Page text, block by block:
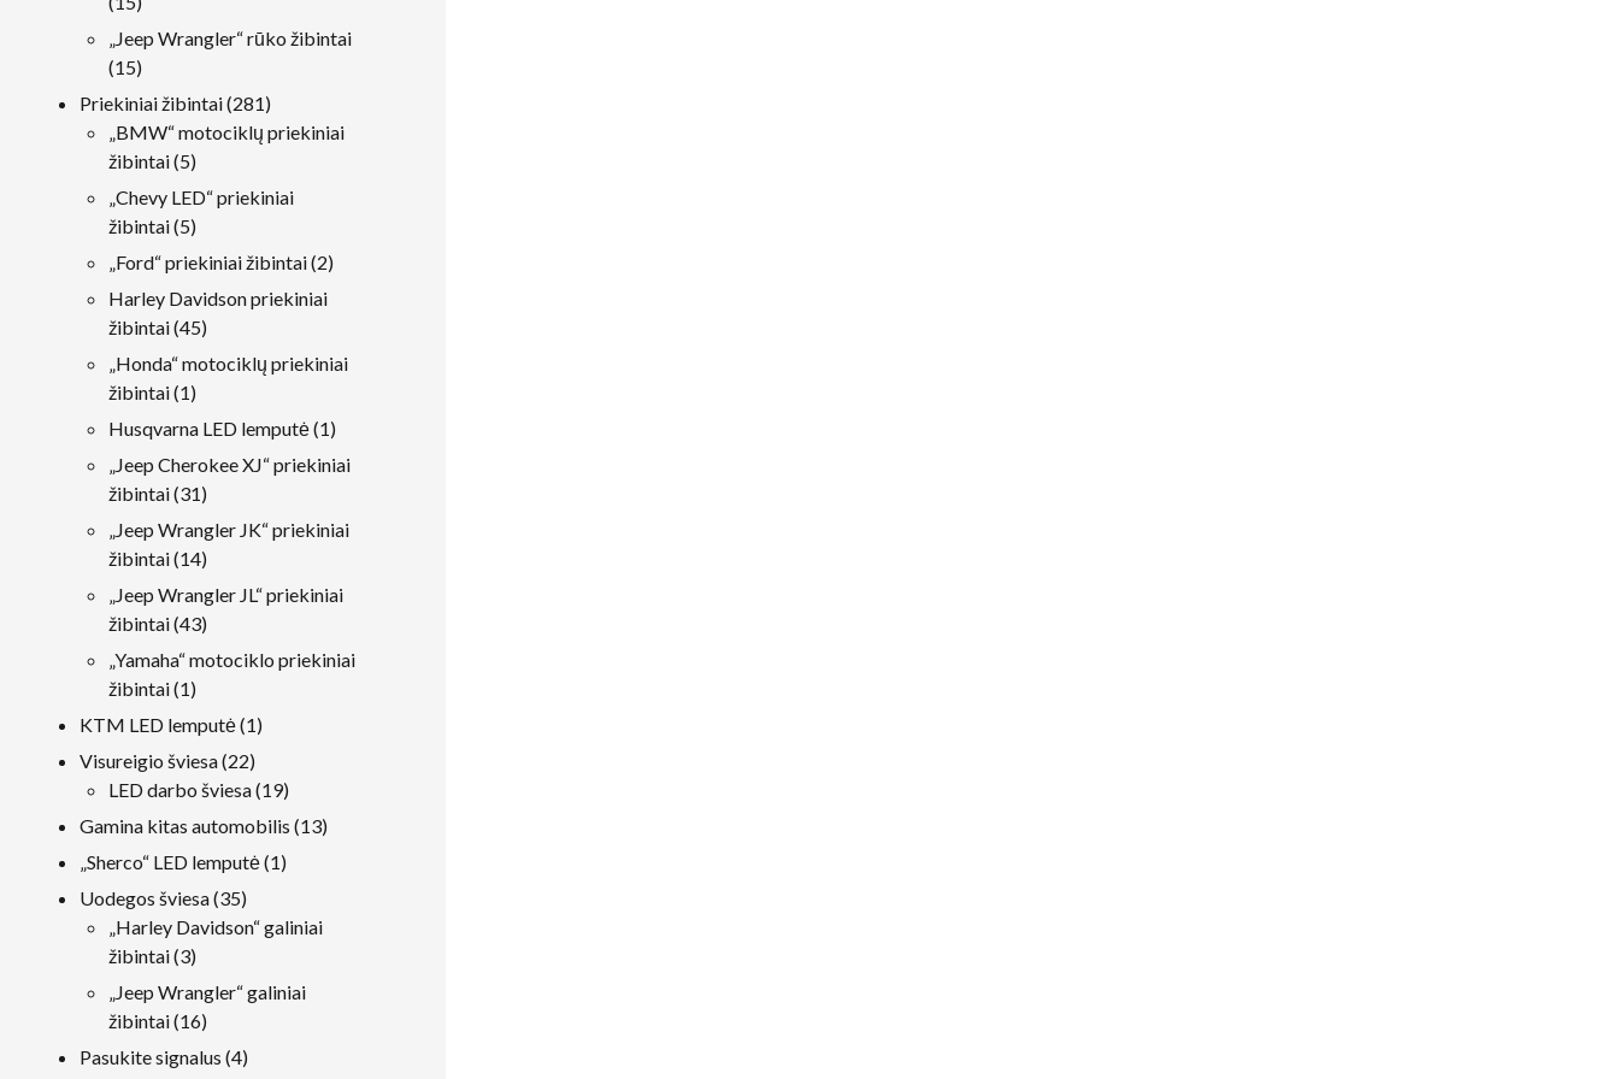
produktai
„Jeep Wrangler“ rūko žibintai
1515
produktai
Priekiniai žibintai 281281
produktai
„BMW“ motociklų priekiniai
žibintai 55
produktai
„Chevy LED“ priekiniai
žibintai 55
produktai
„Ford“ priekiniai žibintai 22
Harley Davidson priekiniai
žibintai 4545
produktai
„Honda“ motociklų priekiniai
žibintai 11
produktas
Husqvarna LED lemputė 11
produktas
„Jeep Cherokee XJ“ priekiniai
žibintai 3131
produktai
„Jeep Wrangler JK“ priekiniai
žibintai 1414
produktai
„Jeep Wrangler JL“ priekiniai
žibintai 4343
produktai
„Yamaha“ motociklo priekiniai
žibintai 11
produktas
KTM LED lemputė 11
Visureigio šviesa 2222
produktai
LED darbo šviesa 1919
produktai
Gamina kitas automobilis 1313
„Sherco“ LED lemputė 11
Uodegos šviesa 3535
produktai
„Harley Davidson“ galiniai
žibintai 33
produktai
„Jeep Wrangler“ galiniai
žibintai 1616
produktai
Pasukite signalus 44